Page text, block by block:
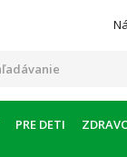
PRE DETI